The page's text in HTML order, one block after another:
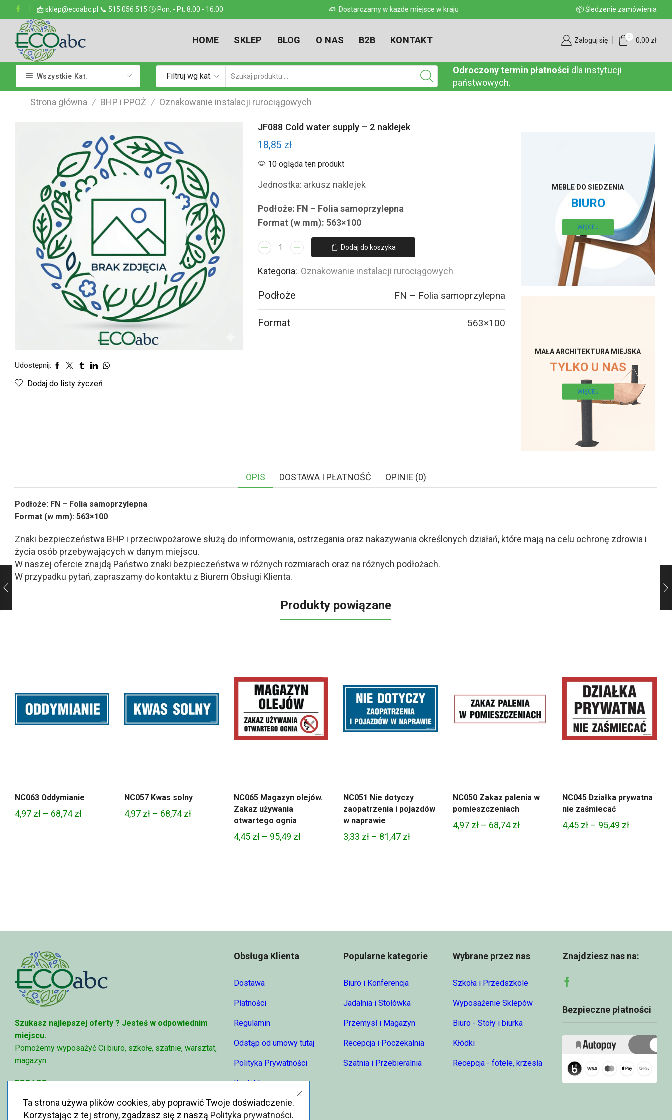
📩 sklep@ecoabc.pl 📞 515 056 515 🕓 Pon. - Pt: 8:00 - 16:00
w kraju Dostarczamy w każde miejsce w kraju Dostarczamy w każde miejsce w kraju 📦 Śledzenie zamówienia
HOME SKLEP BLOG O NAS B2B KONTAKT Zaloguj się 0 0,00 zł
Wszystkie Kat. Filtruj wg kat.
wyszukiwania
Odroczony termin płatności dla instytucji
państwowych.
Strona główna / BHP i PPOŻ / Oznakowanie instalacji rurociągowych
Udostępnij:
Dodaj do listy życzeń
JF088 Cold water supply – 2 naklejek
18,85 zł
10 ogląda ten produkt
Jednostka: arkusz naklejek
Podłoże: FN – Folia samoprzylepna
Format (w mm): 563×100
ilość
Cold
supply
-
2
Dodaj do koszyka
Kategoria: Oznakowanie instalacji rurociągowych
Podłoże FN – Folia samoprzylepna
Format 563×100
MEBLE DO SIEDZENIA
BIURO
WIĘCEJ
MAŁA ARCHITEKTURA MIEJSKA
TYLKO U NAS
WIĘCEJ
OPIS DOSTAWA I PŁATNOŚĆ OPINIE (0)
Podłoże: FN – Folia samoprzylepna
Format (w mm): 563×100
Znaki bezpieczeństwa BHP i przeciwpożarowe służą do informowania, ostrzegania oraz nakazywania określonych działań, które mają na celu ochronę zdrowia i
życia osób przebywających w danym miejscu.
W naszej ofercie znajdą Państwo znaki bezpieczeństwa w różnych rozmiarach oraz na różnych podłożach.
W przypadku pytań, zapraszamy do kontaktu z Biurem Obsługi Klienta.
Produkty powiązane
NC063 Oddymianie
4,97 zł – 68,74złZakres
NC057 Kwas solny
4,97 zł – 68,74złZakres
NC065 Magazyn olejów.
Zakaz używania
otwartego ognia
4,45 zł – 95,49 złZakres
NC051 Nie dotyczy
zaopatrzenia i pojazdów
w naprawie
3,33 zł – 81,47 złZakres
NC050 Zakaz palenia w
pomieszczeniach
4,97 zł – 68,74złZakres
NC045 Działka prywatna
nie zaśmiecać
4,45 zł – 95,49 złZakres
Szukasz najlepszej oferty ? Jesteś w odpowiednim
miejscu.
Pomożemy wyposażyć Ci biuro, szkołę, szatnie, warsztat,
magazyn.
ECOABC
515-056-515
Obsługa Klienta
Dostawa
Płatności
Regulamin
Odstąp od umowy tutaj
Polityka Prywatności
Kontakt
O nas
Popularne kategorie
Biuro i Konferencja
Jadalnia i Stołówka
Przemysł i Magazyn
Recepcja i Poczekalnia
Szatnia i Przebieralnia
Wybrane przez nas
Szkoła i Przedszkole
Wyposażenie Sklepów
Biuro - Stoły i biurka
Kłódki
Recepcja - fotele, krzesła
Znajdziesz nas na:
Facebook
Bezpieczne płatności
Ta strona używa plików cookies, aby poprawić Twoje doświadczenie.
Korzystając z tej strony, zgadzasz się z naszą Polityka prywatności.